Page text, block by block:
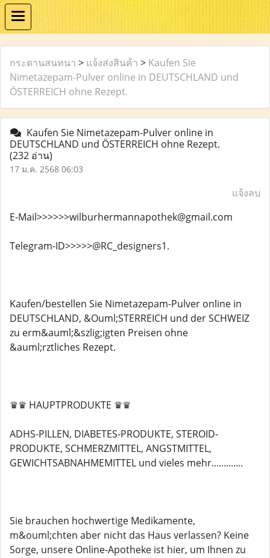
กระดานสนทนา > แจ้งส่งสินค้า > Kaufen Sie
Nimetazepam-Pulver online in DEUTSCHLAND und
ÖSTERREICH ohne Rezept.
Kaufen Sie Nimetazepam-Pulver online in
DEUTSCHLAND und ÖSTERREICH ohne Rezept.
(232 อ่าน)
17 ม.ค. 2568 06:03
แจ้งลบ
E-Mail>>>>>>wilburhermannapothek@gmail.com
Telegram-ID>>>>>@RC_designers1.
Kaufen/bestellen Sie Nimetazepam-Pulver online in
DEUTSCHLAND, &Ouml;STERREICH und der SCHWEIZ
zu erm&auml;&szlig;igten Preisen ohne
&auml;rztliches Rezept.
♛♛ HAUPTPRODUKTE ♛♛
ADHS-PILLEN, DIABETES-PRODUKTE, STEROID-
PRODUKTE, SCHMERZMITTEL, ANGSTMITTEL,
GEWICHTSABNAHMEMITTEL und vieles mehr.............
Sie brauchen hochwertige Medikamente,
m&ouml;chten aber nicht das Haus verlassen? Keine
Sorge, unsere Online-Apotheke ist hier, um Ihnen zu